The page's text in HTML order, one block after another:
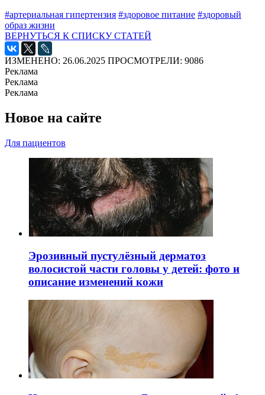
#артериальная гипертензия #здоровое питание #здоровый
образ жизни
ВЕРНУТЬСЯ К СПИСКУ СТАТЕЙ
ИЗМЕНЕНО: 26.06.2025 ПРОСМОТРЕЛИ: 9086
Реклама
Реклама
Реклама
Новое на сайте
Для пациентов
Эрозивный пустулёзный дерматоз
волосистой части головы у детей: фото и
описание изменений кожи